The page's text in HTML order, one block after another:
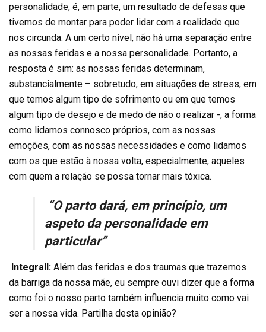
personalidade, é, em parte, um resultado de defesas que
tivemos de montar para poder lidar com a realidade que
nos circunda. A um certo nível, não há uma separação entre
as nossas feridas e a nossa personalidade. Portanto, a
resposta é sim: as nossas feridas determinam,
substancialmente – sobretudo, em situações de stress, em
que temos algum tipo de sofrimento ou em que temos
algum tipo de desejo e de medo de não o realizar -, a forma
como lidamos connosco próprios, com as nossas
emoções, com as nossas necessidades e como lidamos
com os que estão à nossa volta, especialmente, aqueles
com quem a relação se possa tornar mais tóxica.
“O parto dará, em princípio, um
aspeto da personalidade em
particular”
Integrall: Além das feridas e dos traumas que trazemos
da barriga da nossa mãe, eu sempre ouvi dizer que a forma
como foi o nosso parto também influencia muito como vai
ser a nossa vida. Partilha desta opinião?